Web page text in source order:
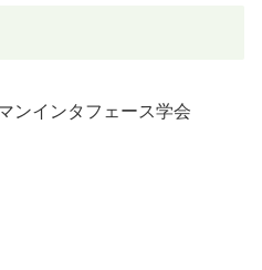
ンインタフェース学会